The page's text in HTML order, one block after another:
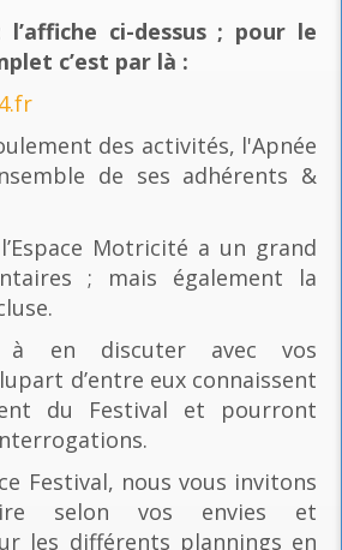
ci-dessus ; pour le
c’est par là :
des activités, l'Apnée
de ses adhérents &
Motricité a un grand
; mais également la
à en discuter avec vos
d’entre eux connaissent
du Festival et pourront
Festival, nous vous invitons
selon vos envies et
les différents plannings en